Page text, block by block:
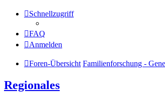
Schnellzugriff
FAQ
Anmelden
Foren-Übersicht Familienforschung -
Regionales